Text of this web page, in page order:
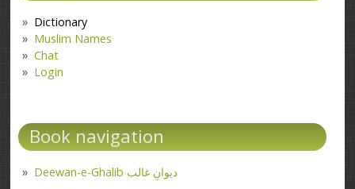
Dictionary
Muslim Names
Chat
Login
Book navigation
Deewan-e-Ghalib دیوانِ غالب